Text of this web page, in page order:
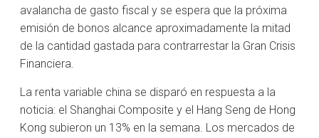
avalancha de gasto fiscal y se espera que la próxima
emisión de bonos alcance aproximadamente la mitad
de la cantidad gastada para contrarrestar la Gran Crisis
Financiera.
La renta variable china se disparó en respuesta a la
noticia: el Shanghai Composite y el Hang Seng de Hong
Kong subieron un 13% en la semana. Los mercados de